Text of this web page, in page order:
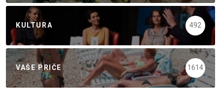
KULTURA 492
VAŠE PRIČE 1614